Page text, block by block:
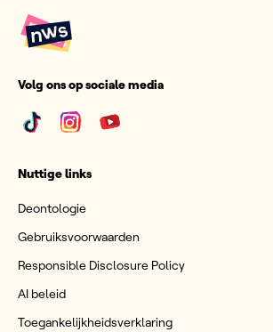
Volg ons op sociale media
Nuttige links
Deontologie
Gebruiksvoorwaarden
Responsible Disclosure Policy
AI beleid
Toegankelijkheidsverklaring